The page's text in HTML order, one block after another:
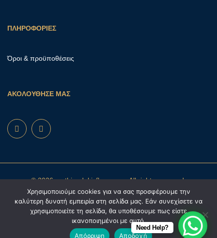
ΠΛΗΡΟΦΟΡΙΕΣ
Όροι & προϋποθέσεις
ΑΚΟΛΟΥΘΗΣΕ ΜΑΣ
© 2026 mathioudakisflowers.gr. All rights reserved.
Need Help?
Χρησιμοποιούμε cookies για να σας προσφέρουμε την
καλύτερη δυνατή εμπειρία στη σελίδα μας. Εάν συνεχίσετε να
χρησιμοποιείτε τη σελίδα, θα υποθέσουμε πως είστε
ικανοποιημένοι με αυτό.
Αποδοχή
Απόρριψη